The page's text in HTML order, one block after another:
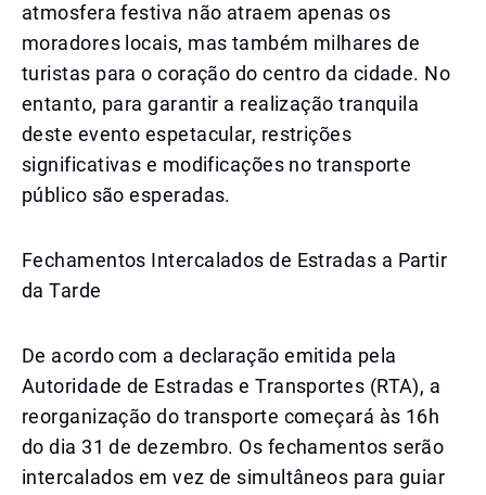
atmosfera festiva não atraem apenas os
moradores locais, mas também milhares de
turistas para o coração do centro da cidade. No
entanto, para garantir a realização tranquila
deste evento espetacular, restrições
significativas e modificações no transporte
público são esperadas.
Fechamentos Intercalados de Estradas a Partir
da Tarde
De acordo com a declaração emitida pela
Autoridade de Estradas e Transportes (RTA), a
reorganização do transporte começará às 16h
do dia 31 de dezembro. Os fechamentos serão
intercalados em vez de simultâneos para guiar